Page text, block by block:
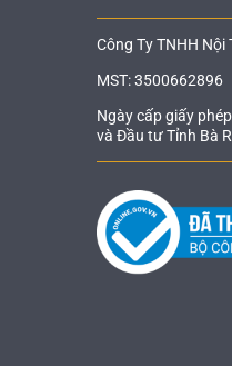
Công Ty TNHH Nội
MST: 3500662896
Ngày cấp giấy
và Đầu tư Tỉnh Bà